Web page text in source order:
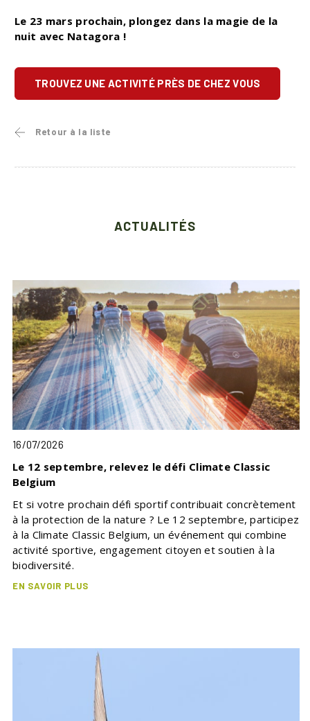
Le 23 mars prochain, plongez dans la magie de la
nuit avec Natagora !
TROUVEZ UNE ACTIVITÉ PRÈS DE CHEZ VOUS
Retour à la liste
ACTUALITÉS
16/07/2026
Le 12 septembre, relevez le défi Climate Classic
Belgium
Et si votre prochain défi sportif contribuait concrètement
à la protection de la nature ? Le 12 septembre, participez
à la Climate Classic Belgium, un événement qui combine
activité sportive, engagement citoyen et soutien à la
biodiversité.
EN SAVOIR PLUS